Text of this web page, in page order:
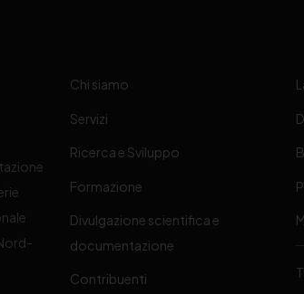
Chi siamo
Servizi
Ricerca e Sviluppo
Formazione
Divulgazione scientifica e
documentazione
Contribuenti